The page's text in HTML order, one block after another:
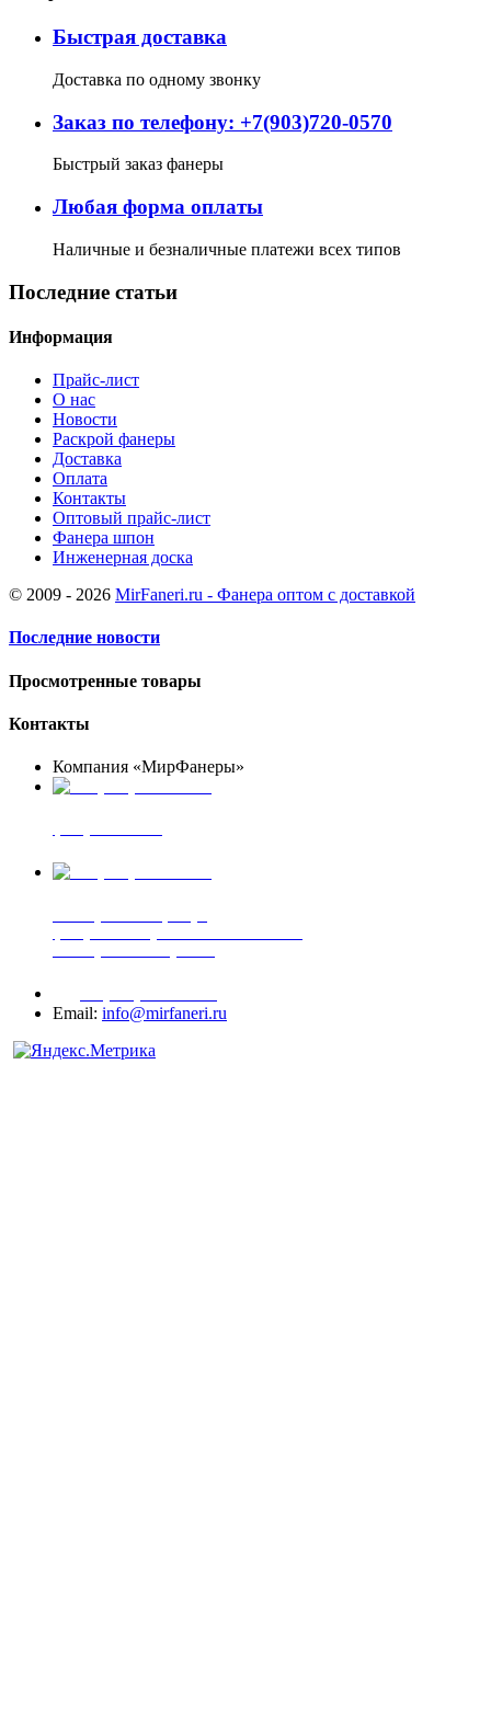
Быстрая доставка
Доставка по одному звонку
Заказ по телефону: +7(903)720-0570
Быстрый заказ фанеры
Любая форма оплаты
Наличные и безналичные платежи всех типов
Последние статьи
Информация
Прайс-лист
О нас
Новости
Раскрой фанеры
Доставка
Оплата
Контакты
Оптовый прайс-лист
Фанера шпон
Инженерная доска
© 2009 - 2026 MirFaneri.ru - Фанера оптом с доставкой
Последние новости
Просмотренные товары
Контакты
Компания «МирФанеры»
Email: info@mirfaneri.ru